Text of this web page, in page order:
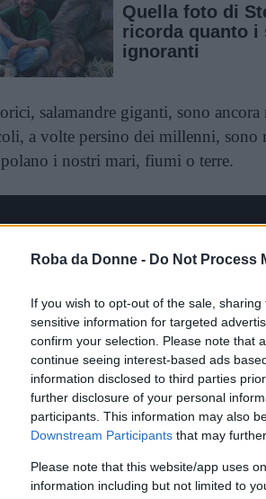
Roba da Donne - Do Not Process
If you wish to opt-out of the sale,
sensitive information for targeted
confirm your selection. Please note that
continue seeing interest-based ads
information disclosed to third parties
further disclosure of your personal
participants. This information may also
Downstream Participants that may
Please note that this website/app uses
information including but not limited to
Quella foto di
ricorda quanto i
ignoranti
salamandre giganti, sono
a volte persino dei millenni, sono
i nostri mari, fiumi o terre.